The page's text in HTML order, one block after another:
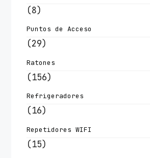
(8)
Puntos de Acceso
(29)
Ratones
(156)
Refrigeradores
(16)
Repetidores WIFI
(15)